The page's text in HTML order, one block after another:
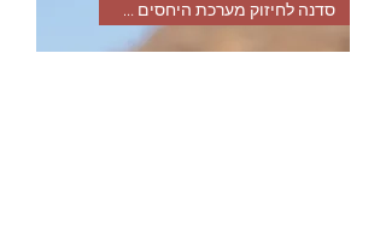
סדנה לחיזוק מערכת היחסים הכי ח